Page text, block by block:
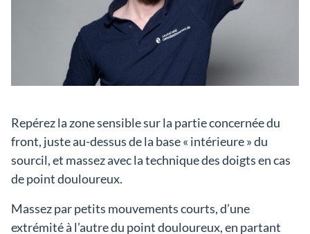
Repérez la zone sensible sur la partie concernée du
front, juste au-dessus de la base « intérieure » du
sourcil, et massez avec la technique des doigts en cas
de point douloureux.
Massez par petits mouvements courts, d’une
extrémité à l’autre du point douloureux, en partant